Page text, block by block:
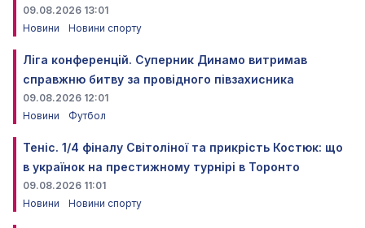
09.08.2026 13:01
Новини
Новини спорту
Ліга конференцій. Суперник Динамо витримав
справжню битву за провідного півзахисника
09.08.2026 12:01
Новини
Футбол
Теніс. 1/4 фіналу Світоліної та прикрість Костюк: що
в українок на престижному турнірі в Торонто
09.08.2026 11:01
Новини
Новини спорту